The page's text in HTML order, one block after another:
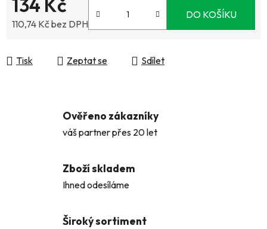
134 Kč
110,74 Kč bez DPH
DO KOŠÍKU
Tisk Zeptat se Sdílet
Ověřeno zákazníky
váš partner přes 20 let
Zboží skladem
Ihned odesíláme
Široký sortiment